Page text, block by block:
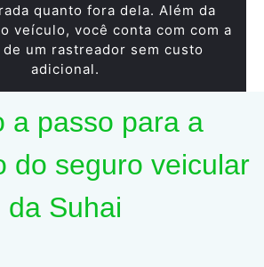
quanto fora dela. Além da
veículo, você conta com com a
um rastreador sem custo
adicional.
a passo para a
do seguro veicular
da Suhai